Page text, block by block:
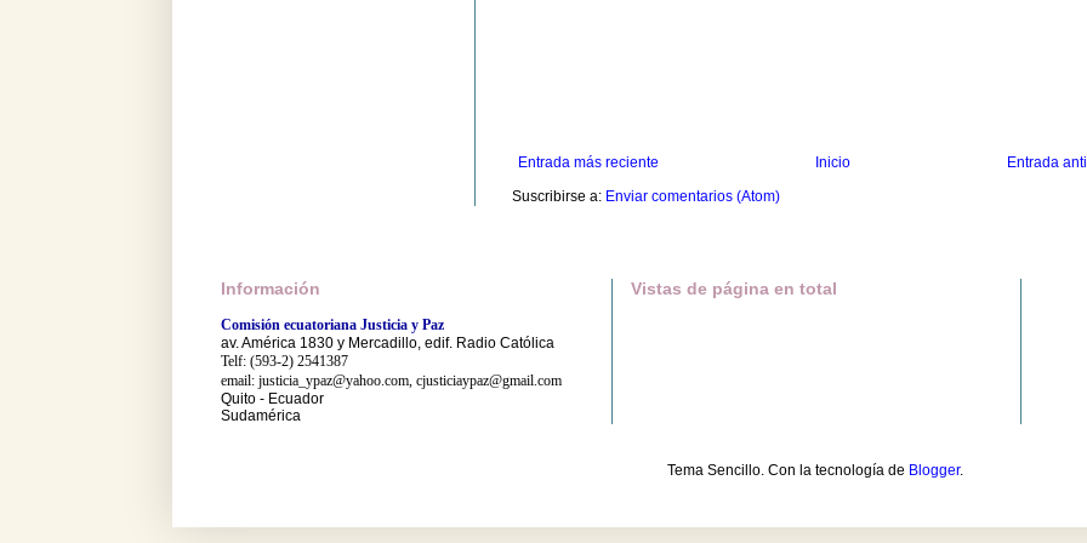
Entrada más reciente Entrada
Inicio
Suscribirse a: Enviar comentarios (Atom)
Información
Comisión ecuatoriana Justicia y Paz
av. América 1830 y Mercadillo, edif. Radio Católica
Telf: (593-2) 2541387
email: justicia_ypaz@yahoo.com, cjusticiaypaz@gmail.com
Quito - Ecuador
Sudamérica
Vistas de página en total
Tema Sencillo. Con la tecnología de Blogger.